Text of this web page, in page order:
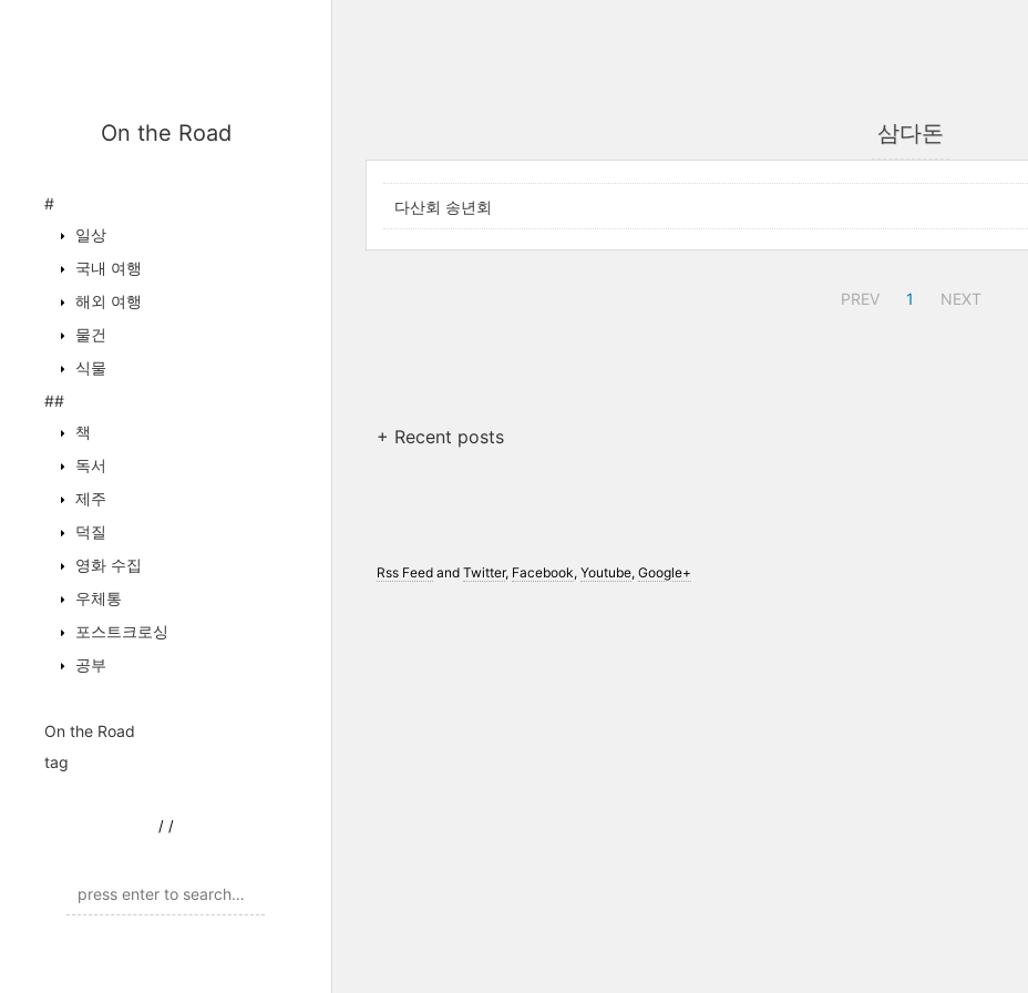
On the Road
#
일상
국내 여행
해외 여행
물건
식물
##
책
독서
제주
덕질
영화 수집
우체통
포스트크로싱
공부
On the Road
tag
/ /
삼다돈
다산회 송년회
PREV 1 NEXT
+ Recent posts
Rss Feedand Twitter, Facebook, Youtube, Google+